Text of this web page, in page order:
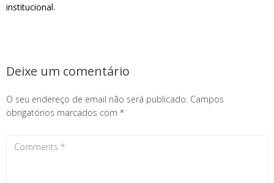
institucional.
Deixe um comentário
O seu endereço de email não será publicado. Campos
obrigatórios marcados com *